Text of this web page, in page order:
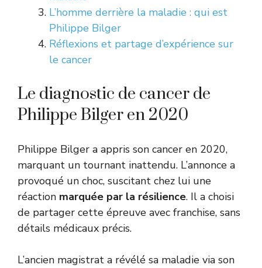
L’homme derrière la maladie : qui est
Philippe Bilger
Réflexions et partage d’expérience sur
le cancer
Le diagnostic de cancer de
Philippe Bilger en 2020
Philippe Bilger a appris son cancer en 2020,
marquant un tournant inattendu. L’annonce a
provoqué un choc, suscitant chez lui une
réaction marquée par la résilience. Il a choisi
de partager cette épreuve avec franchise, sans
détails médicaux précis.
L’ancien magistrat a révélé sa maladie via son